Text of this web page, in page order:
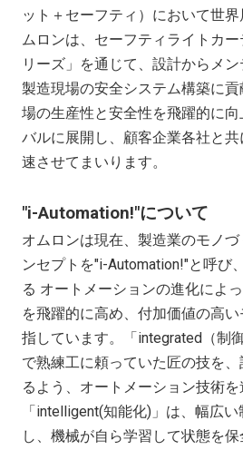
ット＋セーフティ）において世
ムロンは、セーフティライトカー
リーズ」を通じて、設計からメ
製造現場の安全システム構築に
場の生産性と安全性を飛躍的に
バルに展開し、顧客企業各社と共
速させてまいります。
"i-Automation!"について
オムロンは現在、製造業のモノ
ンセプトを"i-Automation!"と呼び
る オートメーションの進化によ
を飛躍的に高め、付加価値の高
指しています。「integrated （制
で熟練工に頼っていた匠の技を
るよう、オートメーション技術を
「intelligent(知能化) 」は、幅広
し、機械が自ら学習して状態を